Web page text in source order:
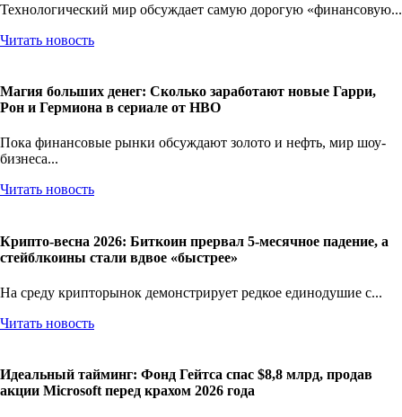
Технологический мир обсуждает самую дорогую «финансовую...
Читать новость
Магия больших денег: Сколько заработают новые Гарри,
Рон и Гермиона в сериале от HBO
Пока финансовые рынки обсуждают золото и нефть, мир шоу-
бизнеса...
Читать новость
Крипто-весна 2026: Биткоин прервал 5-месячное падение, а
стейблкоины стали вдвое «быстрее»
На среду крипторынок демонстрирует редкое единодушие с...
Читать новость
Идеальный тайминг: Фонд Гейтса спас $8,8 млрд, продав
акции Microsoft перед крахом 2026 года